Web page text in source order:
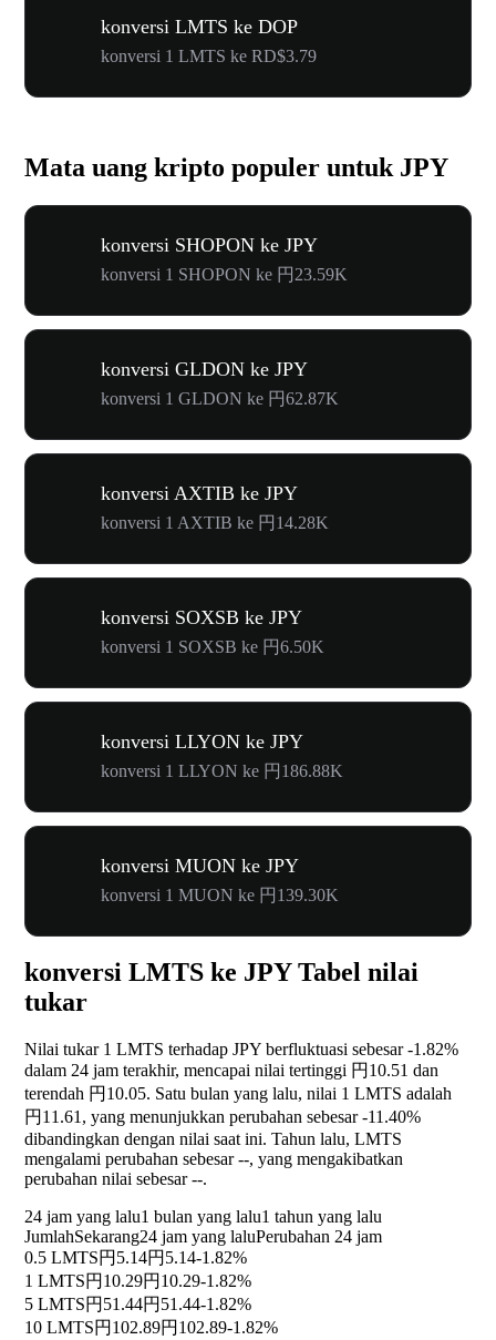
konversi LMTS ke DOP
konversi 1 LMTS ke RD$3.79
Mata uang kripto populer untuk JPY
konversi SHOPON ke JPY
konversi 1 SHOPON ke 円23.59K
konversi GLDON ke JPY
konversi 1 GLDON ke 円62.87K
konversi AXTIB ke JPY
konversi 1 AXTIB ke 円14.28K
konversi SOXSB ke JPY
konversi 1 SOXSB ke 円6.50K
konversi LLYON ke JPY
konversi 1 LLYON ke 円186.88K
konversi MUON ke JPY
konversi 1 MUON ke 円139.30K
konversi LMTS ke JPY Tabel nilai
tukar
Nilai tukar 1 LMTS terhadap JPY berfluktuasi sebesar-1.82%
dalam 24 jam terakhir, mencapai nilai tertinggi 円10.51 dan
terendah 円10.05. Satu bulan yang lalu, nilai 1 LMTS adalah
円11.61, yang menunjukkan perubahan sebesar-11.40%
dibandingkan dengan nilai saat ini. Tahun lalu, LMTS
mengalami perubahan sebesar--, yang mengakibatkan
perubahan nilai sebesar--.
24 jam yang lalu1 bulan yang lalu1 tahun yang lalu
JumlahSekarang24 jam yang laluPerubahan 24 jam
0.5 LMTS円5.14円5.14-1.82%
1 LMTS円10.29円10.29-1.82%
5 LMTS円51.44円51.44-1.82%
10 LMTS円102.89円102.89-1.82%